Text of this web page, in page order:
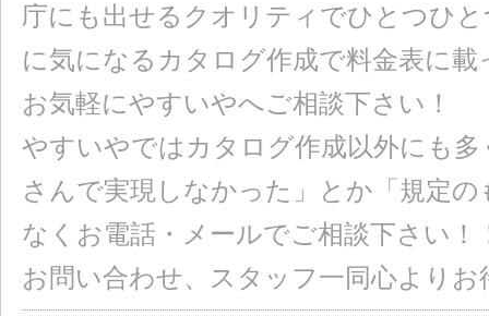
庁にも出せるクオリティでひとつひ
に気になるカタログ作成で料金表に
お気軽にやすいやへご相談下さい！
やすいやではカタログ作成以外にも
さんで実現しなかった」とか「規定
なくお電話・メールでご相談下さい
お問い合わせ、スタッフ一同心より